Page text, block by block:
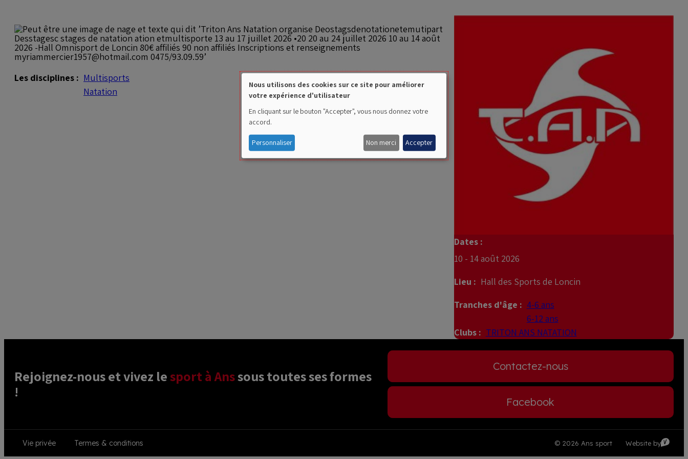
Les disciplines : Multisports
Natation
Dates :
10 - 14 août 2026
Lieu : Hall des Sports de Loncin
Tranches d'âge : 4-6 ans
6-12 ans
Clubs : TRITON ANS NATATION
Rejoignez-nous et vivez le sport à Ans sous toutes ses formes
!
Contactez-nous
Facebook
Footer
Vie privée Termes & conditions © 2026 Ans sport Website by
Use
of
personal
data
Nous utilisons des cookies sur ce site pour améliorer
votre expérience d'utilisateur
En cliquant sur le bouton "Accepter", vous nous donnez votre
accord.
Personnaliser Non merci Accepter